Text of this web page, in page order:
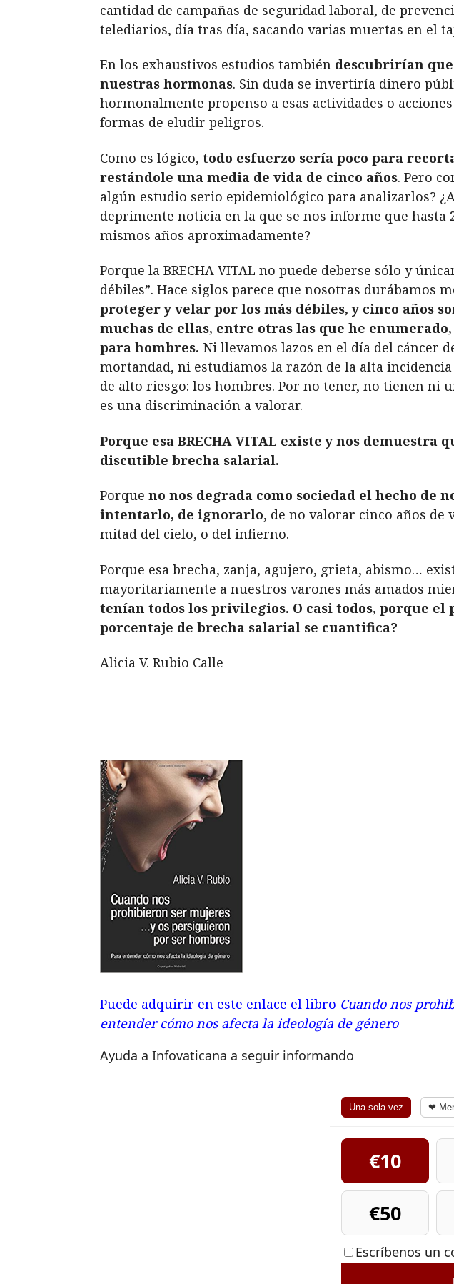
cantidad de campañas de seguridad laboral, de
telediarios, día tras día, sacando varias muertas en el
En los exhaustivos estudios también descubrirían
nuestras hormonas. Sin duda se invertiría dinero
hormonalmente propenso a esas actividades o
formas de eludir peligros.
Como es lógico, todo esfuerzo sería poco para
restándole una media de vida de cinco años. Pero
algún estudio serio epidemiológico para analizarlos?
deprimente noticia en la que se nos informe que
mismos años aproximadamente?
Porque la BRECHA VITAL no puede deberse sólo y
débiles”. Hace siglos parece que nosotras durábamos
proteger y velar por los más débiles, y cinco años
muchas de ellas, entre otras las que he
para hombres. Ni llevamos lazos en el día del cáncer
mortandad, ni estudiamos la razón de la alta
de alto riesgo: los hombres. Por no tener, no tienen ni
es una discriminación a valorar.
Porque esa BRECHA VITAL existe y nos
discutible brecha salarial.
Porque no nos degrada como sociedad el hecho de
intentarlo, de ignorarlo, de no valorar cinco años de
mitad del cielo, o del infierno.
Porque esa brecha, zanja, agujero, grieta, abismo…
mayoritariamente a nuestros varones más amados
tenían todos los privilegios. O casi todos, porque
porcentaje de brecha salarial se cuantifica?
Alicia V. Rubio Calle
Puede adquirir en este enlace el libro Cuando nos
entender cómo nos afecta la ideología de género
Ayuda a Infovaticana a seguir informando
Una sola vez ❤
€10
€50
Escríbenos un